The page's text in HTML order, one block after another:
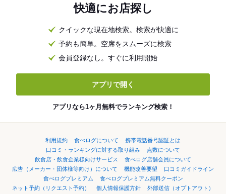
快適にお店探し
クイックな現在地検索。検索が快適に
予約も簡単。空席をスムーズに検索
会員登録なし。すぐに利用開始
アプリで開く
アプリなら1ヶ月無料でランキング検索！
利用規約 食べログについて
携帯電話番号認証とは
口コミ・ランキングに対する取り組み
点数について
飲食店・飲食企業様向けサービス
食べログ店舗会員について
広告（メーカー・団体様等向け）について
機能改善要望
口コミガイドライン
食べログプレミアム
食べログプレミアム無料クーポン
ネット予約（リクエスト予約）
個人情報保護方針 外部送信（オプトアウト）